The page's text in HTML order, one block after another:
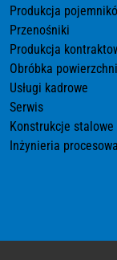
Produkcja
Przenośniki
Produkcja
Obróbka powierzchni
Usługi kadrowe
Serwis
Konstrukcje stalowe
Inżynieria procesowa